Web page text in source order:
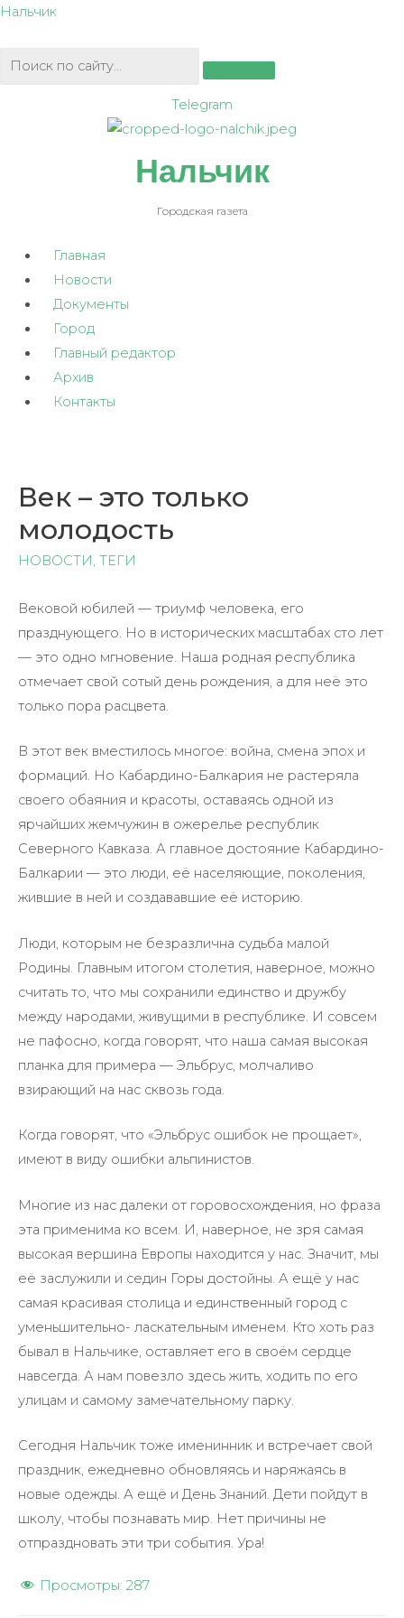
Перейти
содержимому
Нальчик
Telegram
Нальчик
Городская газета
Главная
Новости
Документы
Город
Главный редактор
Архив
Контакты
Век – это только
молодость
НОВОСТИ, ТЕГИ
Вековой юбилей — триумф человека, его
празднующего. Но в исторических масштабах сто лет
— это одно мгновение. Наша родная республика
отмечает свой сотый день рождения, а для неё это
только пора расцвета.
В этот век вместилось многое: война, смена эпох и
формаций. Но Кабардино-Балкария не растеряла
своего обаяния и красоты, оставаясь одной из
ярчайших жемчужин в ожерелье республик
Северного Кавказа. А главное достояние Кабардино-
Балкарии — это люди, её населяющие, поколения,
жившие в ней и создававшие её историю.
Люди, которым не безразлична судьба малой
Родины. Главным итогом столетия, наверное, можно
считать то, что мы сохранили единство и дружбу
между народами, живущими в республике. И совсем
не пафосно, когда говорят, что наша самая высокая
планка для примера — Эльбрус, молчаливо
взирающий на нас сквозь года.
Когда говорят, что «Эльбрус ошибок не прощает»,
имеют в виду ошибки альпинистов.
Многие из нас далеки от горовосхождения, но фраза
эта применима ко всем. И, наверное, не зря самая
высокая вершина Европы находится у нас. Значит, мы
её заслужили и седин Горы достойны. А ещё у нас
самая красивая столица и единственный город с
уменьшительно- ласкательным именем. Кто хоть раз
бывал в Нальчике, оставляет его в своём сердце
навсегда. А нам повезло здесь жить, ходить по его
улицам и самому замечательному парку.
Сегодня Нальчик тоже именинник и встречает свой
праздник, ежедневно обновляясь и наряжаясь в
новые одежды. А ещё и День Знаний. Дети пойдут в
школу, чтобы познавать мир. Нет причины не
отпраздновать эти три события. Ура!
Просмотры: 287